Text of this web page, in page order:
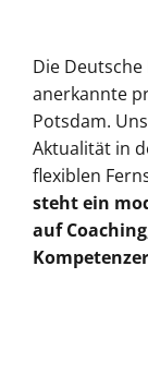
Die
anerkannte
Potsdam.
Aktualität in
flexiblen
steht ein
auf